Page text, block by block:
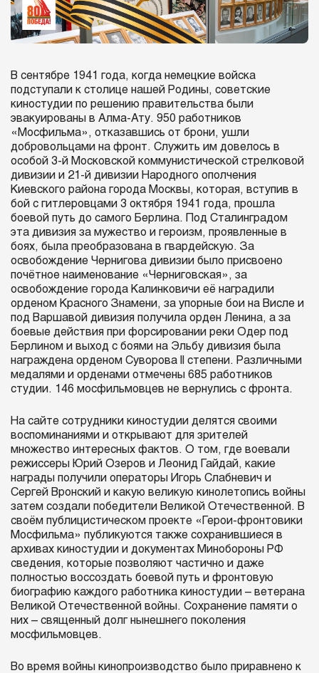
В сентябре 1941 года, когда немецкие войска
подступали к столице нашей Родины, советские
киностудии по решению правительства были
эвакуированы в Алма-Ату. 950 работников
«Мосфильма», отказавшись от брони, ушли
добровольцами на фронт. Служить им довелось в
особой 3-й Московской коммунистической стрелковой
дивизии и 21-й дивизии Народного ополчения
Киевского района города Москвы, которая, вступив в
бой с гитлеровцами 3 октября 1941 года, прошла
боевой путь до самого Берлина. Под Сталинградом
эта дивизия за мужество и героизм, проявленные в
боях, была преобразована в гвардейскую. За
освобождение Чернигова дивизии было присвоено
почётное наименование «Черниговская», за
освобождение города Калинковичи её наградили
орденом Красного Знамени, за упорные бои на Висле и
под Варшавой дивизия получила орден Ленина, а за
боевые действия при форсировании реки Одер под
Берлином и выход с боями на Эльбу дивизия была
награждена орденом Суворова II степени. Различными
медалями и орденами отмечены 685 работников
студии. 146 мосфильмовцев не вернулись с фронта.
На сайте сотрудники киностудии делятся своими
воспоминаниями и открывают для зрителей
множество интересных фактов. О том, где воевали
режиссеры Юрий Озеров и Леонид Гайдай, какие
награды получили операторы Игорь Слабневич и
Сергей Вронский и какую великую кинолетопись войны
затем создали победители Великой Отечественной. В
своём публицистическом проекте «Герои-фронтовики
Мосфильма» публикуются также сохранившиеся в
архивах киностудии и документах Минобороны РФ
сведения, которые позволяют частично и даже
полностью воссоздать боевой путь и фронтовую
биографию каждого работника киностудии – ветерана
Великой Отечественной войны. Сохранение памяти о
них – священный долг нынешнего поколения
мосфильмовцев.
Во время войны кинопроизводство было приравнено к